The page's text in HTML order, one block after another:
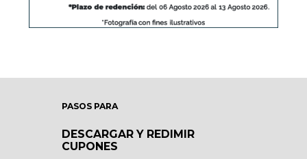
PASOS PARA
DESCARGAR Y REDIMIR
CUPONES